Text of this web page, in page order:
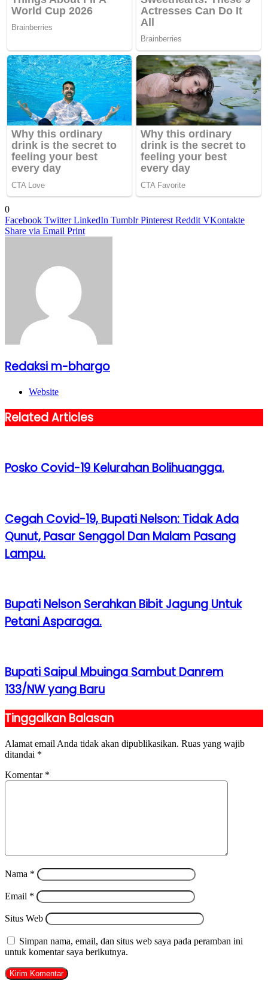
0
Facebook Twitter LinkedIn Tumblr Pinterest Reddit VKontakte
Share via Email Print
Redaksi m-bhargo
Website
Related Articles
Posko Covid-19 Kelurahan Bolihuangga.
Cegah Covid-19, Bupati Nelson: Tidak Ada
Qunut, Pasar Senggol Dan Malam Pasang
Lampu.
Bupati Nelson Serahkan Bibit Jagung Untuk
Petani Asparaga.
Bupati Saipul Mbuinga Sambut Danrem
133/NW yang Baru
Tinggalkan Balasan
Alamat email Anda tidak akan dipublikasikan. Ruas yang wajib
ditandai *
Komentar *
Nama *
Email *
Situs Web
Simpan nama, email, dan situs web saya pada peramban ini
untuk komentar saya berikutnya.